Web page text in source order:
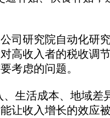
研究院自动化研
高收入者的税收调
考虑的问题。
生活成本、地域差
让收入增长的效应